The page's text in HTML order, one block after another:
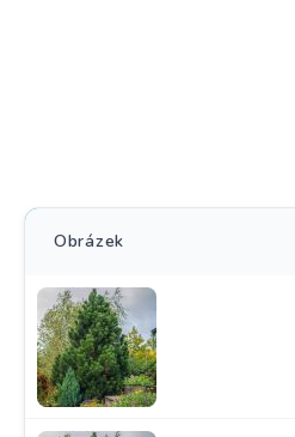
Obrázek